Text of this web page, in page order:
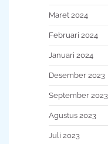
Maret 2024
Februari 2024
Januari 2024
Desember 2023
September 2023
Agustus 2023
Juli 2023